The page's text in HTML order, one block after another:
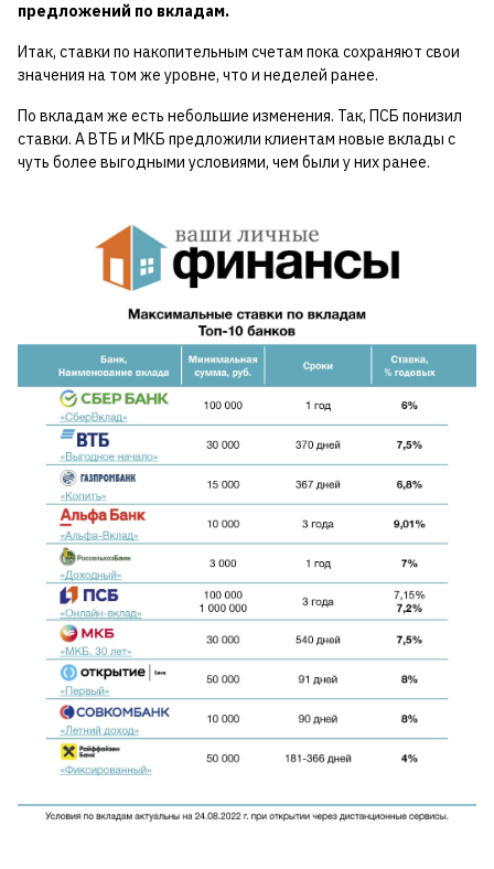
предложений по вкладам.
Итак, ставки по накопительным счетам пока сохраняют свои
значения на том же уровне, что и неделей ранее.
По вкладам же есть небольшие изменения. Так, ПСБ понизил
ставки. А ВТБ и МКБ предложили клиентам новые вклады с
чуть более выгодными условиями, чем были у них ранее.